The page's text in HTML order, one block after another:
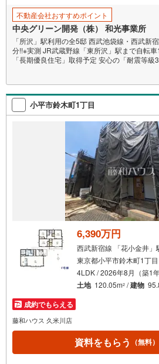
不動産会社おすすめポイント
中央グリーン開発（株） 和光事業所
「所沢」駅利用の全5邸 西武池袋線・西武新宿線「所沢」駅まで自転車8
分!!※実測 JR武蔵野線「東所沢」駅まで自転車10分 全邸カースペース2台
「長期優良住宅」取得予定 安心の「耐震等級3」取得予定 ガス衣類乾燥機
採用 食洗機・浴室乾燥機・電動シャッター
小平市鈴木町1丁目
6,390万円
西武新宿線 「花小金井」
東京都小平市鈴木町1丁目
4LDK / 2026年8月（築1年
土地 120.05m2 /建物
成約でもらえる
藤和ハウス 久米川店
資料をもらう （無料）